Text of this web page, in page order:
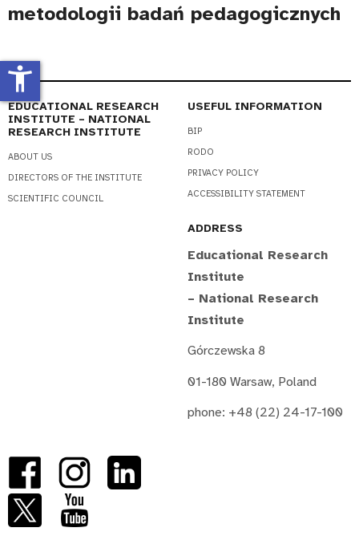
metodologii badań pedagogicznych
EDUCATIONAL RESEARCH
INSTITUTE – NATIONAL
RESEARCH INSTITUTE
ABOUT US
DIRECTORS OF THE INSTITUTE
SCIENTIFIC COUNCIL
USEFUL INFORMATION
BIP
RODO
PRIVACY POLICY
ACCESSIBILITY STATEMENT
ADDRESS
Educational Research
Institute
– National Research
Institute
Górczewska 8
01-180 Warsaw, Poland
phone: +48 (22) 24-17-100
accessibility_new